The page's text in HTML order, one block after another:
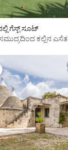
ಗೆಸ್ಟ್ ಸೂಟ್
ಕಲ್ಲಿನ ಎಸೆತ